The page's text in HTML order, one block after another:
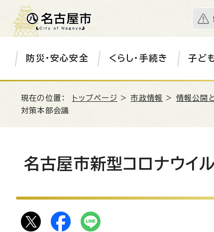
防災・安心安全 くらし・手続き 子ど
現在の位置： トップページ >市政情報 > 情報公開
対策本部会議
名古屋市新型コロナウイ